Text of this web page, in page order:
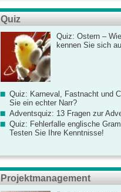
Quiz
Quiz: Ostern –
kennen Sie sich
Quiz: Karneval, Fastnacht und
Sie ein echter Narr?
Adventsquiz: 13 Fragen zur
Quiz: Fehlerfalle englische
Testen Sie Ihre Kenntnisse!
Projektmanagement